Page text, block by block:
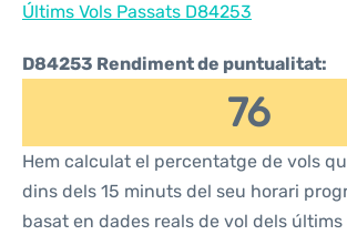
Últims Vols Passats D84253
D84253 Rendiment de puntualitat:
76
Hem calculat el percentatge de vols
dins dels 15 minuts del seu horari
basat en dades reals de vol dels últims